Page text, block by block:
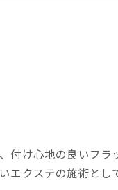
付け心地の良いフ
エクステの施術とし